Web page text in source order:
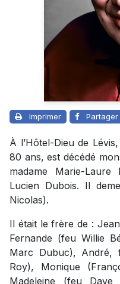
Imprimer Partager
À l’Hôtel-Dieu de
80 ans, est décédé
madame Marie-
Lucien Dubois. Il
Nicolas).
Il était le frère de :
Fernande (feu Willie
Marc Dubuc), André,
Roy), Monique
Madeleine (feu